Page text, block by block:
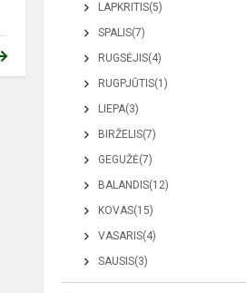
LAPKRITIS(5)
SPALIS(7)
RUGSĖJIS(4)
RUGPJŪTIS(1)
LIEPA(3)
BIRŽELIS(7)
GEGUŽĖ(7)
BALANDIS(12)
KOVAS(15)
VASARIS(4)
SAUSIS(3)